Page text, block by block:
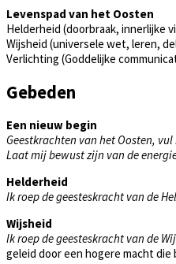
Levenspad van het Oosten
Helderheid (doorbraak, innerlijke
Wijsheid (universele wet, leren,
Verlichting (Goddelijke
Gebeden
Een nieuw begin
Geestkrachten van het Oosten,
Laat mij bewust zijn van de
Helderheid
Ik roep de geesteskracht van de
Wijsheid
Ik roep de geesteskracht van de
geleid door een hogere macht